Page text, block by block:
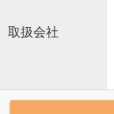
取扱会社